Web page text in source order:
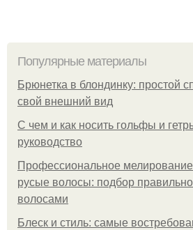
Популярные материалы
Брюнетка в блондинку: простой
свой внешний вид
С чем и как носить гольфы и
руководство
Профессиональное
русые волосы: подбор
волосами
Блеск и стиль: самые